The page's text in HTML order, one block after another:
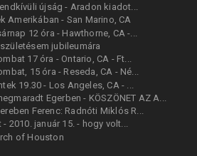
újság - Aradon kiadot...
Amerikában - San Marino, CA
12 óra - Hawthorne, CA -...
jubileumára
17 óra - Ontario, CA - Ft...
15 óra - Reseda, CA - Né...
19.30 - Los Angeles, CA - ...
Egerben - KÖSZÖNET AZ A...
Ferenc: Radnóti Miklós R...
2010. január 15. - hogy volt...
of Houston